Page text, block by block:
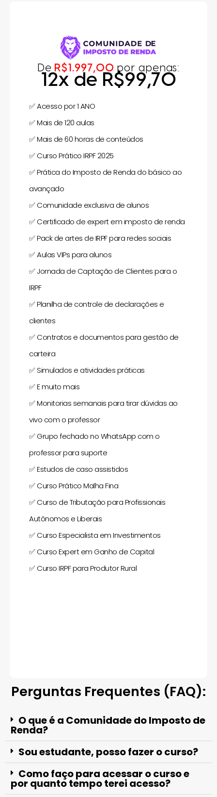
De R$1.997,00 por apenas:
12x de R$99,70
✅Acesso por 1 ANO
✅Mais de 120 aulas
✅Mais de 60 horas de conteúdos
✅Curso Prático IRPF 2025
✅Prática do Imposto de Renda do básico ao
avançado
✅Comunidade exclusiva de alunos
✅Certificado de expert em imposto de renda
✅Pack de artes de IRPF para redes sociais
✅Aulas VIPs para alunos
✅Jornada de Captação de Clientes para o
IRPF
✅Planilha de controle de declarações e
clientes
✅Contratos e documentos para gestão de
carteira
✅Simulados e atividades práticas
✅E muito mais
✅Monitorias semanais para tirar dúvidas ao
vivo com o professor
✅Grupo fechado no WhatsApp com o
professor para suporte
✅Estudos de caso assistidos
✅Curso Prático Malha Fina
✅Curso de Tributação para Profissionais
Autônomos e Liberais
✅Curso Especialista em Investimentos
✅Curso Expert em Ganho de Capital
✅Curso IRPF para Produtor Rural
Perguntas Frequentes (FAQ):
O que é a Comunidade do Imposto de
Renda?
Sou estudante, posso fazer o curso?
Como faço para acessar o curso e
por quanto tempo terei acesso?